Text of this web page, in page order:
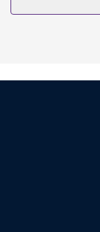
に利用し、テラ
ン、エクスプレ